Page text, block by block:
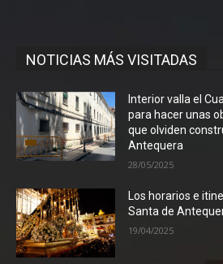
NOTICIAS MÁS VISITADAS
Interior valla el
para hacer unas
que olviden
Antequera
28/05/2025
Los horarios e
Santa de
19/04/2025